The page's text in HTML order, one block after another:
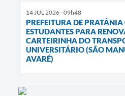
14 JUL 2026 - 09h48
PREFEITURA DE
ESTUDANTES PARA
CARTEIRINHA DO
UNIVERSITÁRIO (SÃO
AVARÉ)